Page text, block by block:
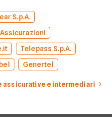
S.p.A.
Telepass S.p.A.
Genertel
assicurative e intermediari